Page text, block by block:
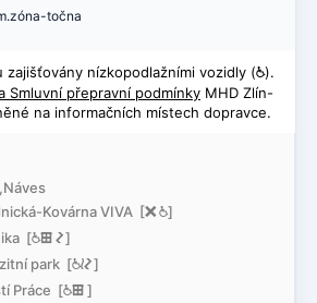
Kovárna VIVA [ë@]
[@æó]
park [@<ó]
Práce [@æ]
točna
zajišťovány nízkopodlažními vozidly (@).
Smluvní přepravní podmínky MHD Zlín-
na informačních místech dopravce.